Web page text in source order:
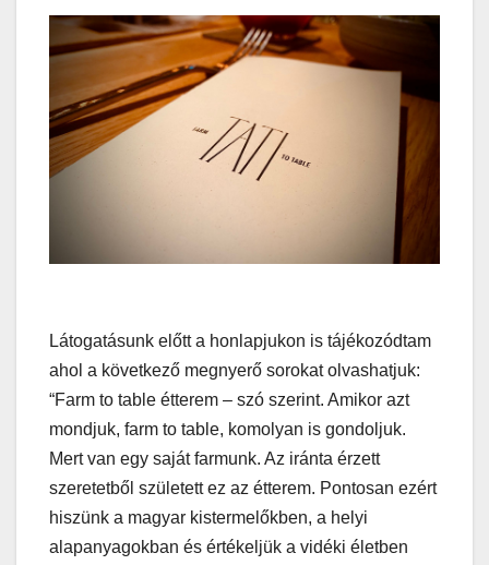
Látogatásunk előtt a honlapjukon is tájékozódtam
ahol a következő megnyerő sorokat olvashatjuk:
“Farm to table étterem – szó szerint. Amikor azt
mondjuk, farm to table, komolyan is gondoljuk.
Mert van egy saját farmunk. Az iránta érzett
szeretetből született ez az étterem. Pontosan ezért
hiszünk a magyar kistermelőkben, a helyi
alapanyagokban és értékeljük a vidéki életben